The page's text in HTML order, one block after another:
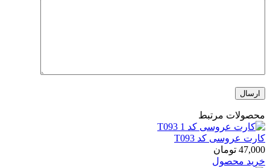
محصولات مرتبط
کارت عروسی کد T093
47,000 تومان
خرید محصول